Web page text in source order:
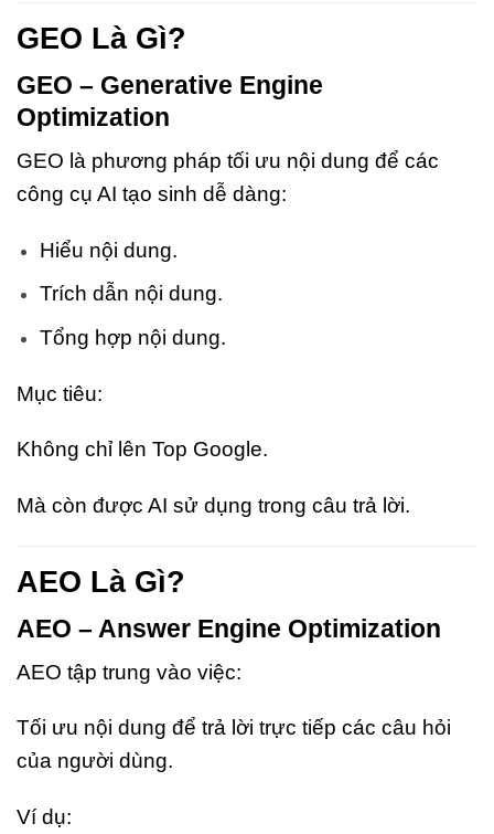
GEO Là Gì?
GEO – Generative Engine
Optimization
GEO là phương pháp tối ưu nội dung để các
công cụ AI tạo sinh dễ dàng:
Hiểu nội dung.
Trích dẫn nội dung.
Tổng hợp nội dung.
Mục tiêu:
Không chỉ lên Top Google.
Mà còn được AI sử dụng trong câu trả lời.
AEO Là Gì?
AEO – Answer Engine Optimization
AEO tập trung vào việc:
Tối ưu nội dung để trả lời trực tiếp các câu hỏi
của người dùng.
Ví dụ: